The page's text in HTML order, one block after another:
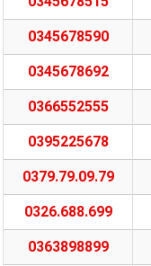
0345678590
0345678692
0366552555
0395225678
0379.79.09.79
0326.688.699
0363898899